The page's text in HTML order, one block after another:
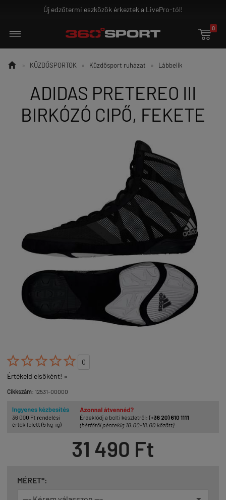
Új edzőtermi eszközök érkeztek a LivePro-tól!

0
 » KÜZDŐSPORTOK » Küzdősport ruházat » Lábbelik
ADIDAS PRETEREO III
BIRKÓZÓ CIPŐ, FEKETE

0
Értékeld elsőként! »
Cikkszám: 12531-00000
31 490 Ft
MÉRET*: